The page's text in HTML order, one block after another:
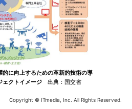
的に向上するための革新的技術の導
ェクトイメージ 出典：国交省
Copyright © ITmedia, Inc. All Rights Reserved.